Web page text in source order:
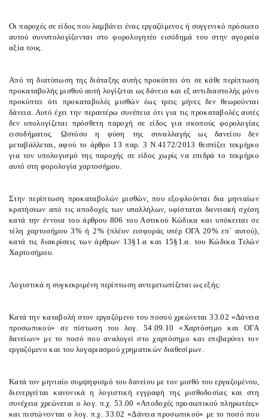
Οι παροχές σε είδος που λαμβάνει ένας εργαζόμενος ή συγγενικό πρόσωπο
αυτού συνυπολογίζονται στο φορολογητέο εισόδημά του στην αγοραία
αξία τους.
Από τη διατύπωση της διάταξης αυτής προκύπτει ότι σε κάθε περίπτωση
προκαταβολής μισθού αυτή λογίζεται ως δάνειο και εξ αντιδιαστολής μόνο
προκύπτει ότι προκαταβολές μισθών έως τρεις μήνες δεν θεωρούνται
δάνεια. Αυτό έχει την περαιτέρω συνέπεια ότι για τις προκαταβολές αυτές
δεν υπολογίζεται πρόσθετη παροχή σε είδος για σκοπούς φορολογίας
εισοδήματος. Ωστόσο η φύση της συναλλαγής ως δανείου δεν
μεταβάλλεται, αφού το άρθρο 13 παρ. 3 Ν.4172/2013 θεσπίζει τεκμήριο
για τον υπολογισμό της παροχής σε είδος χωρίς να επιδρά το τεκμήριο
αυτό στη φορολογία χαρτοσήμου.
Στην περίπτωση προκαταβολών μισθών, που εξοφλούνται δια μηνιαίων
κρατήσεων από τις αποδοχές των υπαλλήλων, υφίσταται δανειακή σχέση
κατά την έννοια του άρθρου 806 του Αστικού Κώδικα και υπόκειται σε
τέλη χαρτοσήμου 3% ή 2% (πλέον εισφοράς υπέρ ΟΓΑ 20% επ΄ αυτού),
κατά τις διακρίσεις των άρθρων 13§1.α και 15§1.α. του Κώδικα Τελών
Χαρτοσήμου.
Λογιστικά η συγκεκριμένη περίπτωση αντιμετωπίζεται ως εξής:
Κατά την καταβολή στον εργαζόμενο του ποσού χρεώνεται 33.02 «Δάνεια
προσωπικού» σε πίστωση του λογ. 54.09.10 «Χαρτόσημο και ΟΓΑ
δανείων» με το ποσό που αναλογεί στο χαρτόσημο και επιβαρύνει τον
εργαζόμενο και του λογαριασμού χρηματικών διαθεσίμων.
Κατά τον μηνιαίο συμψηφισμό του δανείου με τον μισθό του εργαζομένου,
διενεργείται κανονικά η λογιστική εγγραφή της μισθοδοσίας και στη
συνέχεια χρεώνεται ο λογ. π.χ. 53.00 «Αποδοχές προσωπικού πληρωτέες»
και πιστώνονται ο λογ. π.χ. 33.02 «Δάνεια προσωπικού» με το ποσό που